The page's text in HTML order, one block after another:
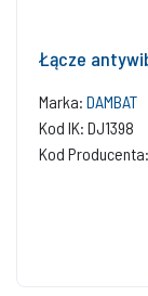
Łącze
Marka: DAMBAT
Kod IK: DJ1398
Kod